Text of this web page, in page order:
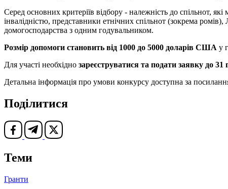
Серед основних критеріїв відбору - належність до спільнот,
інвалідністю, представники етнічних спільнот (зокрема
домогосподарства з одним годувальником.
Розмір допомоги становить від 1000 до 5000 доларів США у
Для участі необхідно зареєструватися та подати заявку до 31
Детальна інформація про умови конкурсу доступна за
Поділитися
Теми
Гранти